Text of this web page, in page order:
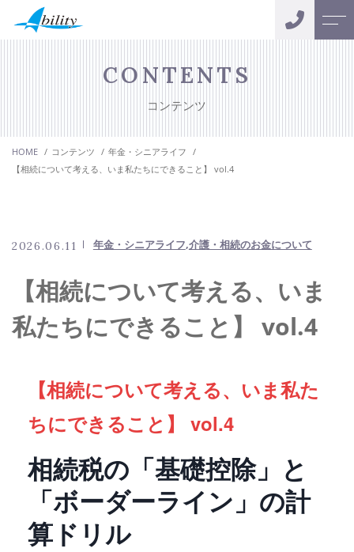
アビリティについて
サポートメニュー
ニュース
コンテンツ
お電話でのお問い合わせ
03-3863-3005
メールでのお問い合わせ
CONTACT
CONTENTS
コンテンツ
HOME コンテンツ
年金・シニアライフ
【相続について考える、いま私たちにできること】 vol.4
2026.06.11 年金・シニアライフ 介護・相続のお金について
【相続について考える、いま
私たちにできること】 vol.4
【相続について考える、いま私た
ちにできること】 vol.4
相続税の「基礎控除」と
「ボーダーライン」の計
算ドリル